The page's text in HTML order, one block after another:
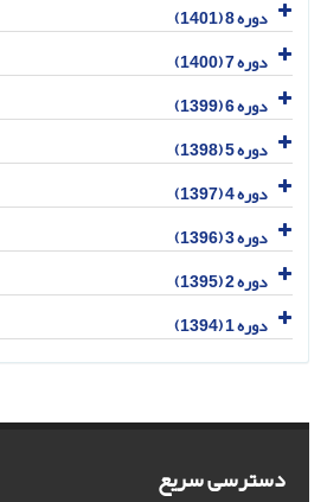
دوره 8 (1401)
دوره 7 (1400)
دوره 6 (1399)
دوره 5 (1398)
دوره 4 (1397)
دوره 3 (1396)
دوره 2 (1395)
دوره 1 (1394)
دسترسی سریع